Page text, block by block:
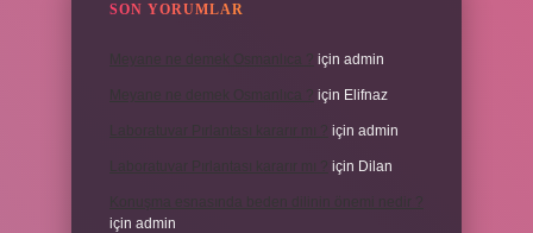
SON YORUMLAR
için admin
için Elifnaz
için admin
için Dilan
için admin